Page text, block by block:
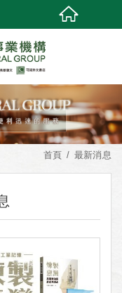
首頁 最新消息